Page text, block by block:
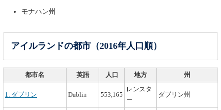
モナハン州
アイルランドの都市（2016年人口順）
都市名 英語 人口 地方 州
1. ダブリン Dublin 553,165
レンスタ
ー
ダブリン州